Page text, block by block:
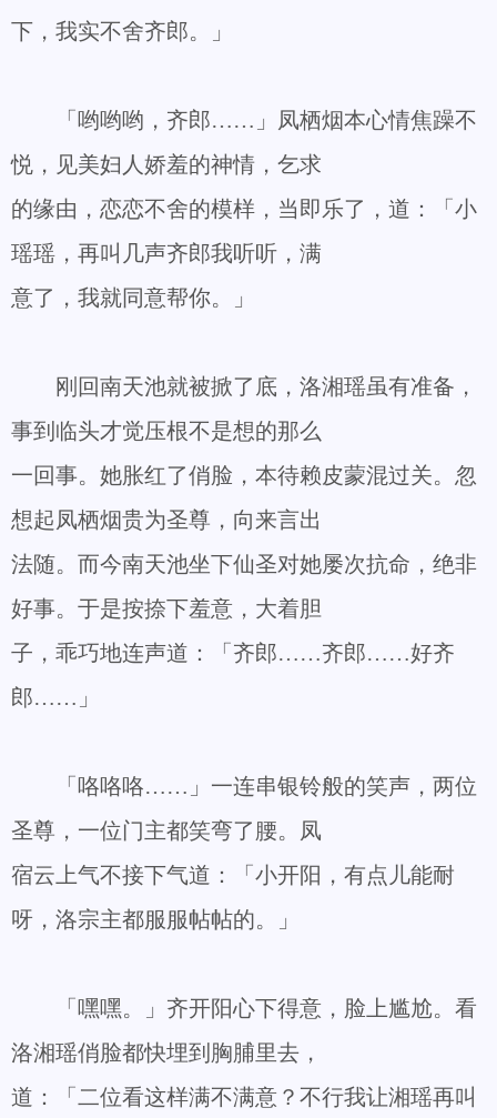
下，我实不舍齐郎。」
「哟哟哟，齐郎……」凤栖烟本心情焦躁不
悦，见美妇人娇羞的神情，乞求
的缘由，恋恋不舍的模样，当即乐了，道：「小
瑶瑶，再叫几声齐郎我听听，满
意了，我就同意帮你。」
刚回南天池就被掀了底，洛湘瑶虽有准备，
事到临头才觉压根不是想的那么
一回事。她胀红了俏脸，本待赖皮蒙混过关。忽
想起凤栖烟贵为圣尊，向来言出
法随。而今南天池坐下仙圣对她屡次抗命，绝非
好事。于是按捺下羞意，大着胆
子，乖巧地连声道：「齐郎……齐郎……好齐
郎……」
「咯咯咯……」一连串银铃般的笑声，两位
圣尊，一位门主都笑弯了腰。凤
宿云上气不接下气道：「小开阳，有点儿能耐
呀，洛宗主都服服帖帖的。」
「嘿嘿。」齐开阳心下得意，脸上尴尬。看
洛湘瑶俏脸都快埋到胸脯里去，
道：「二位看这样满不满意？不行我让湘瑶再叫